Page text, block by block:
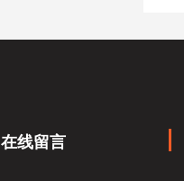
在线留言